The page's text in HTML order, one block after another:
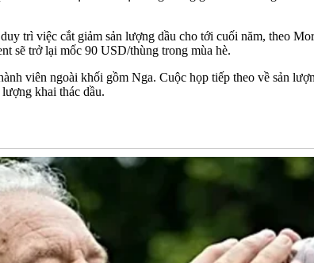
trì việc cắt giảm sản lượng dầu cho tới cuối năm, theo
sẽ trở lại mốc 90 USD/thùng trong mùa hè.
viên ngoài khối gồm Nga. Cuộc họp tiếp theo về sản
khai thác dầu.